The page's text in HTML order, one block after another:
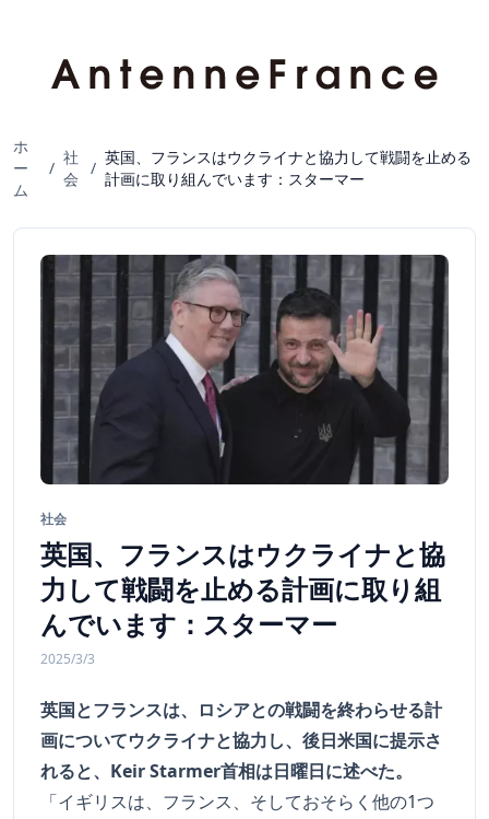
ホ
ー
ム
/
社
会
/
英国、フランスはウクライナと協力して戦闘を止める
計画に取り組んでいます：スターマー
社会
英国、フランスはウクライナと協
力して戦闘を止める計画に取り組
んでいます：スターマー
2025/3/3
英国とフランスは、ロシアとの戦闘を終わらせる計
画についてウクライナと協力し、後日米国に提示さ
れると、Keir Starmer首相は日曜日に述べた。
「イギリスは、フランス、そしておそらく他の1つ